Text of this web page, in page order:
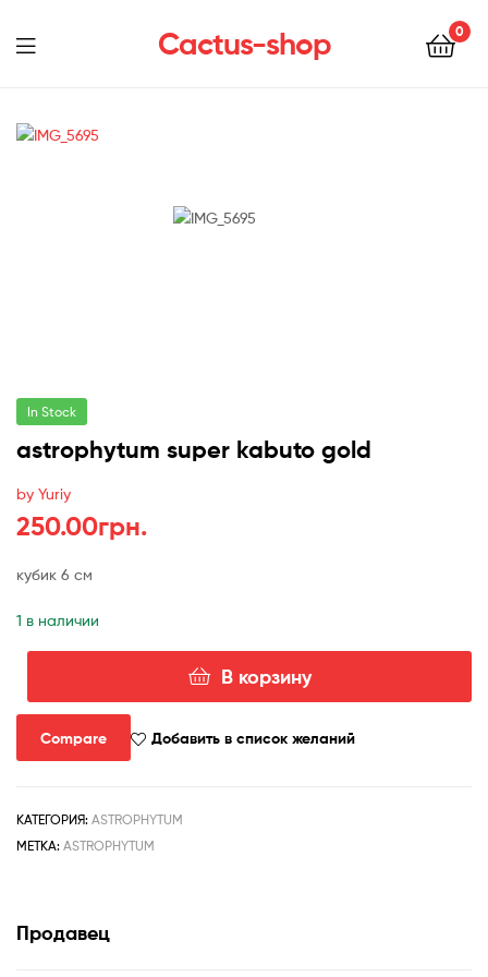
Cactus-shop 0
Menu
In Stock
astrophytum super kabuto gold
by Yuriy
250.00грн.
кубик 6 см
1 в наличии
товара
astrophytum
super
В корзину
Compare Добавить в список желаний
КАТЕГОРИЯ: ASTROPHYTUM
МЕТКА: ASTROPHYTUM
Продавец